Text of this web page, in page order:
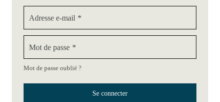
Adresse e-mail *
Mot de passe *
Mot de passe oublié ?
Se connecter